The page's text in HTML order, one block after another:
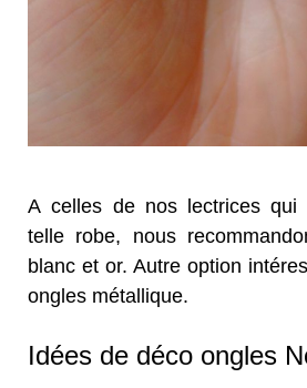
A celles de nos lectrices qui
telle robe, nous
blanc et or. Autre option
ongles métallique.
Idées de déco ongles